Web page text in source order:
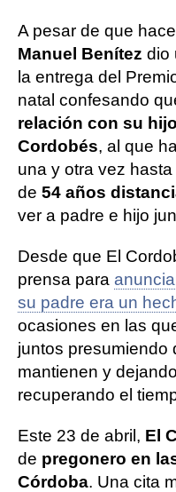
A pesar de que
Manuel Benítez dio
la entrega del
natal confesando
relación con su
Cordobés, al que
una y otra vez
de 54 años
ver a padre e hijo
Desde que El
prensa para
su padre era un
ocasiones en las
juntos presumiendo
mantienen y
recuperando el
Este 23 de abril, El
de pregonero en
Córdoba. Una cita